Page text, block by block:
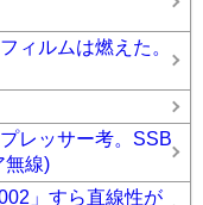
ィルムは燃えた。
レッサー考。SSB
無線)
」すら直線性が